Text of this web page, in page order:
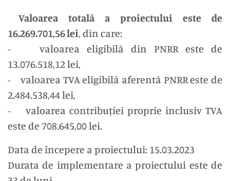
Valoarea totală a proiectului este de
16.269.701,56 lei, din care:
- valoarea eligibilă din PNRR este de
13.076.518,12 lei,
- valoarea TVA eligibilă aferentă PNRR este de
2.484.538,44 lei,
- valoarea contribuției proprie inclusiv TVA
este de 708.645,00 lei.
Data de începere a proiectului: 15.03.2023
Durata de implementare a proiectului este de